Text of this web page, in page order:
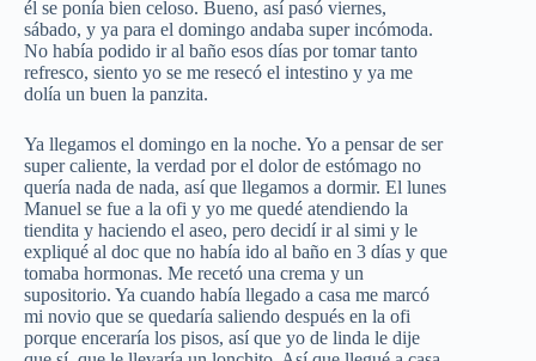
él se ponía bien celoso. Bueno, así pasó viernes,
sábado, y ya para el domingo andaba super incómoda.
No había podido ir al baño esos días por tomar tanto
refresco, siento yo se me resecó el intestino y ya me
dolía un buen la panzita.
Ya llegamos el domingo en la noche. Yo a pensar de ser
super caliente, la verdad por el dolor de estómago no
quería nada de nada, así que llegamos a dormir. El lunes
Manuel se fue a la ofi y yo me quedé atendiendo la
tiendita y haciendo el aseo, pero decidí ir al simi y le
expliqué al doc que no había ido al baño en 3 días y que
tomaba hormonas. Me recetó una crema y un
supositorio. Ya cuando había llegado a casa me marcó
mi novio que se quedaría saliendo después en la ofi
porque enceraría los pisos, así que yo de linda le dije